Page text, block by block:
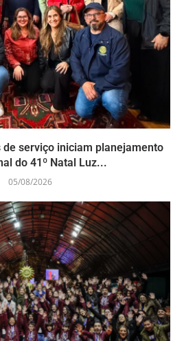
serviço iniciam planejamento
do 41º Natal Luz...
05/08/2026